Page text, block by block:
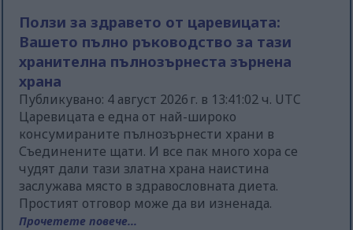
Ползи за здравето от царевицата:
Вашето пълно ръководство за тази
хранителна пълнозърнеста зърнена
храна
Публикувано: 4 август 2026 г. в 13:41:02 ч. UTC
Царевицата е една от най-широко
консумираните пълнозърнести храни в
Съединените щати. И все пак много хора се
чудят дали тази златна храна наистина
заслужава място в здравословната диета.
Простият отговор може да ви изненада.
Прочетете повече...